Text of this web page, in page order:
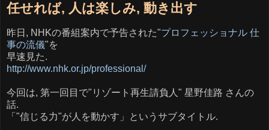
任せれば, 人は楽しみ, 動き出す
昨日, NHKの番組案内で予告された"プロフェッショナル 仕
事の流儀"を
早速見た.
http://www.nhk.or.jp/professional/
今回は, 第一回目で"リゾート再生請負人" 星野佳路 さんの
話.
「"信じる力"が人を動かす」というサブタイトル.